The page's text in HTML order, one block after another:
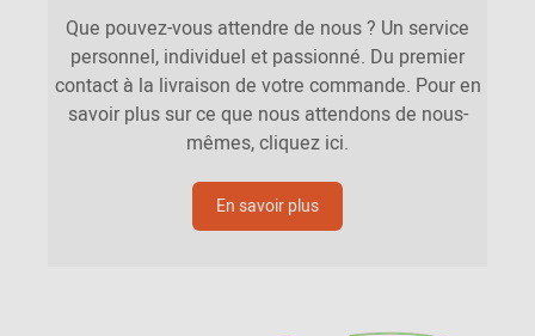
Que pouvez-vous attendre de nous ? Un service
personnel, individuel et passionné. Du premier
contact à la livraison de votre commande. Pour en
savoir plus sur ce que nous attendons de nous-
mêmes, cliquez ici.
En savoir plus